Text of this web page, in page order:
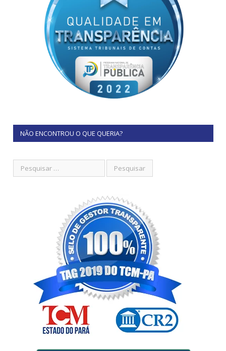
NÃO ENCONTROU O QUE QUERIA?